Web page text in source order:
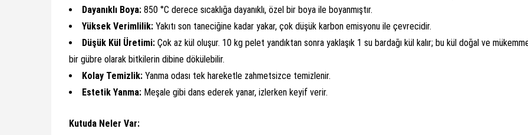
Dayanıklı Boya: 850 °C derece sıcaklığa dayanıklı, özel bir boya ile boyanmıştır.
Yüksek Verimlilik: Yakıtı son taneciğine kadar yakar, çok düşük karbon emisyonu ile çevrecidir.
Düşük Kül Üretimi: Çok az kül oluşur. 10 kg pelet yandıktan sonra yaklaşık 1 su bardağı kül kalır; bu kül doğal ve
bir gübre olarak bitkilerin dibine dökülebilir.
Kolay Temizlik: Yanma odası tek hareketle zahmetsizce temizlenir.
Estetik Yanma: Meşale gibi dans ederek yanar, izlerken keyif verir.
Kutuda Neler Var: